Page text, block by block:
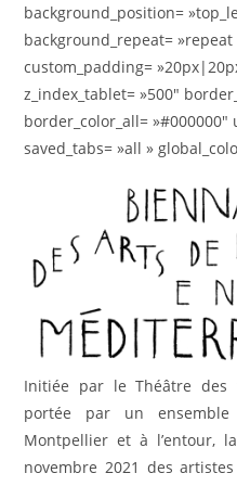
background_position=
background_repeat= »repeat
custom_padding=
z_index_tablet= »500″
border_color_all=
saved_tabs= »all »
Initiée par le Théâtre des
portée par un
Montpellier et à l’entour,
novembre 2021 des